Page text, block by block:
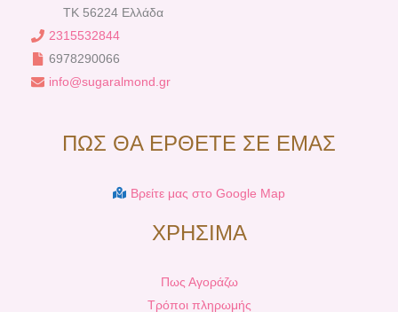
TK 56224 Ελλάδα
2315532844
6978290066
info@sugaralmond.gr
ΠΩΣ ΘΑ ΕΡΘΕΤΕ ΣΕ ΕΜΑΣ
Βρείτε μας στο Google Map
ΧΡΗΣΙΜΑ
Πως Αγοράζω
Τρόποι πληρωμής